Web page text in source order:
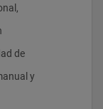
Transversal II L
de
y